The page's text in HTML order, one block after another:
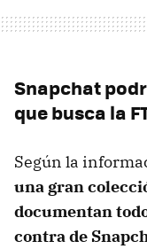
Snapchat
que busca la
Según la
una gran
documentan
contra de